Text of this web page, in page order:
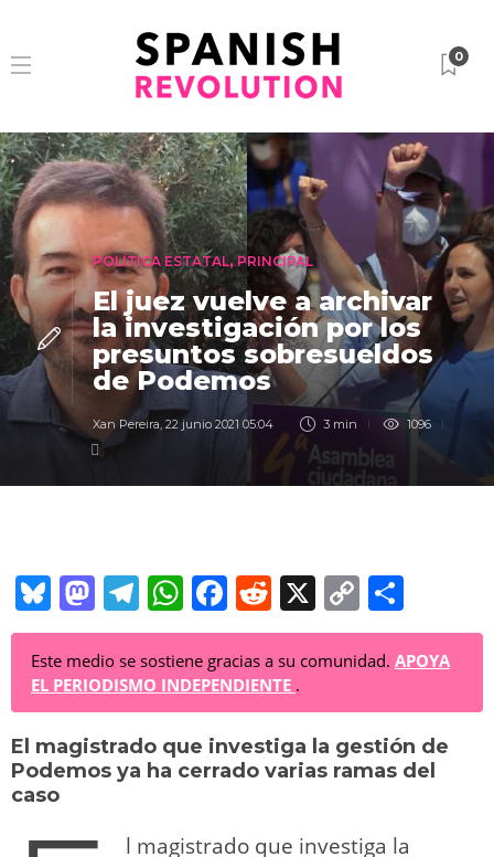
0
POLÍTICA ESTATAL,PRINCIPAL
El juez vuelve a archivar
la investigación por los
presuntos sobresueldos
de Podemos
Xan Pereira, 22 junio 2021 05:04 3 min 1096
Bl
u
e
sk
y
M
a
st
o
d
o
T
el
e
gr
a
m
W
h
at
s
A
p
p
F
a
c
e
b
o
o
R
e
d
di
t
X
C
o
p
y
Li
n
k
o
m
p
ar
tir
Este medio se sostiene gracias a su comunidad. APOYA
EL PERIODISMO INDEPENDIENTE .
El magistrado que investiga la gestión de
Podemos ya ha cerrado varias ramas del
caso
l magistrado que investiga la